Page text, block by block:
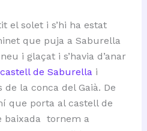
el solet i s’hi ha estat
que puja a Saburella
i glaçat i s’havia d’anar
castell de Saburella i
la conca del Gaià. De
que porta al castell de
baixada tornem a